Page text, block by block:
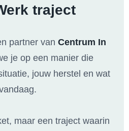
traject
partner van Centrum In
je op een manier die
jouw herstel en wat
maar een traject waarin